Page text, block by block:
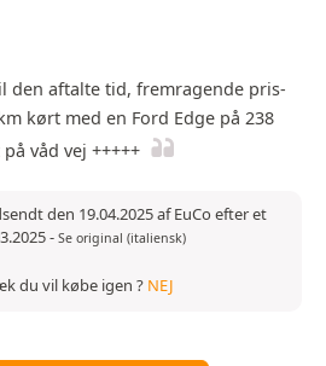
den aftalte tid, fremragende pris-
kørt med en Ford Edge på 238
våd vej +++++
den 19.04.2025 af EuCo efter et
- Se original (italiensk)
du vil købe igen ? NEJ